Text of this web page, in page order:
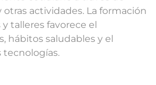
otras actividades. La formación
talleres favorece el
hábitos saludables y el
tecnologías.